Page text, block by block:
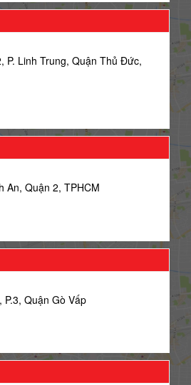
P. Linh Trung, Quận Thủ Đức,
An, Quận 2, TPHCM
Quận Gò Vấp